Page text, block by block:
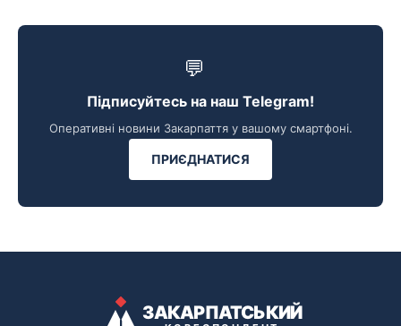
💬
Підписуйтесь на наш Telegram!
Оперативні новини Закарпаття у вашому смартфоні.
ПРИЄДНАТИСЯ
ЗАКАРПАТСЬКИЙ